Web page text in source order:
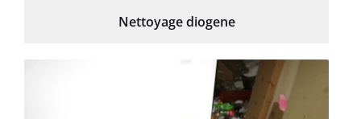
Nettoyage diogene